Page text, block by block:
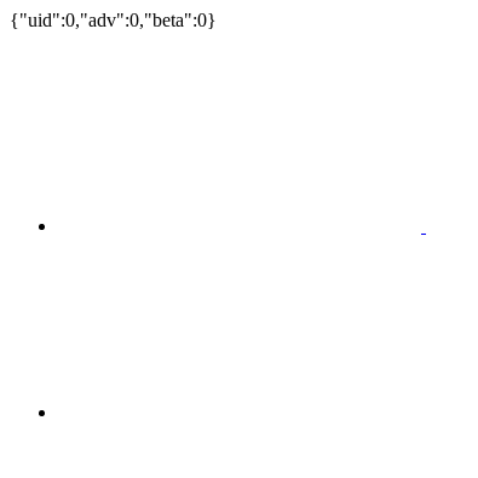
{"uid":0,"adv":0,"beta":0}